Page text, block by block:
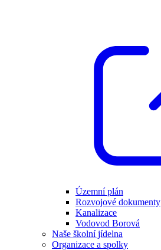
Územní plán
Rozvojové dokumenty
Kanalizace
Vodovod Borová
Naše školní jídelna
Organizace a spolky